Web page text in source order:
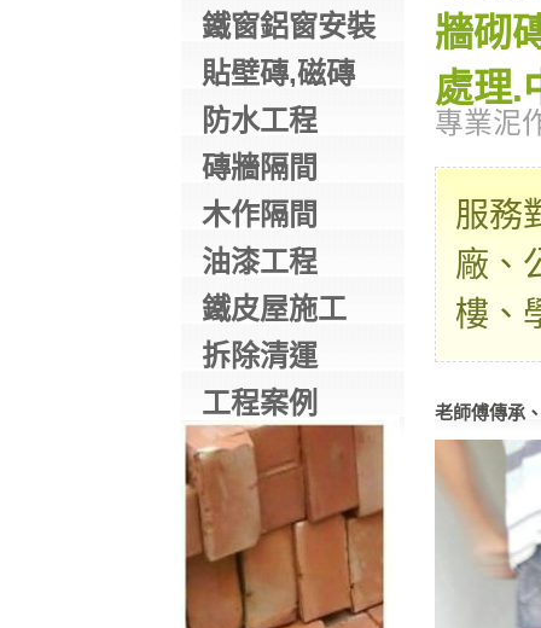
鐵窗鋁窗安裝
貼壁磚,磁磚
防水工程
磚牆隔間
木作隔間
油漆工程
鐵皮屋施工
拆除清運
工程案例
牆砌
處理.
專業泥
服務
廠、
樓、
老師傅傳承